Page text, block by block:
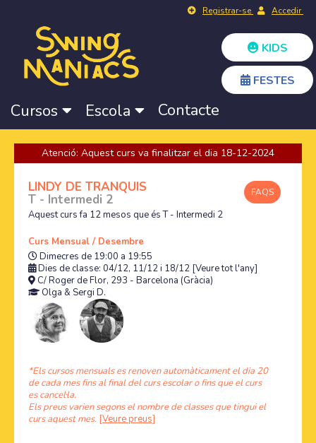
Registrar-se Accedir
KIDS
FESTES
Cursos Escola Contacte
Atenció: Aquest curs va finalitzar el dia 18-12-2024
FAQS
LINDY DE TRANQUIS
T - Intermedi 2
Aquest curs fa 12 mesos que és T - Intermedi 2
Curs Mensual / Desembre
Dimecres de 19:00 a 19:55
Dies de classe: 04/12, 11/12 i 18/12 [Veure tot l'any]
C/ Roger de Flor, 293 - Barcelona (Gràcia)
Olga & Sergi D.
*Els cursos mensuals es renoven automàticament el dia 20
de cada mes fins al final del curs escolar o fins que el curs
es cancel·la.
Els preus varien segons el nombre de classes que tingui el
curs aquest mes. [Veure preus]